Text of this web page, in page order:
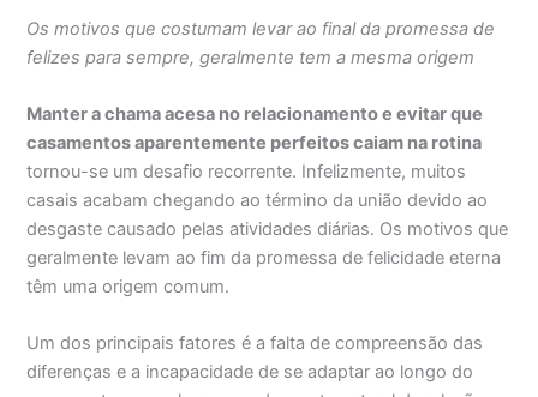
Os motivos que costumam levar ao final da promessa de
felizes para sempre, geralmente tem a mesma origem
Manter a chama acesa no relacionamento e evitar que
casamentos aparentemente perfeitos caiam na rotina
tornou-se um desafio recorrente. Infelizmente, muitos
casais acabam chegando ao término da união devido ao
desgaste causado pelas atividades diárias. Os motivos que
geralmente levam ao fim da promessa de felicidade eterna
têm uma origem comum.
Um dos principais fatores é a falta de compreensão das
diferenças e a incapacidade de se adaptar ao longo do